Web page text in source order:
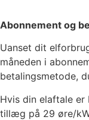
Abonnement og
Uanset dit
måneden i
betalingsmetode,
Hvis din elaftale
tillæg på 29 øre/